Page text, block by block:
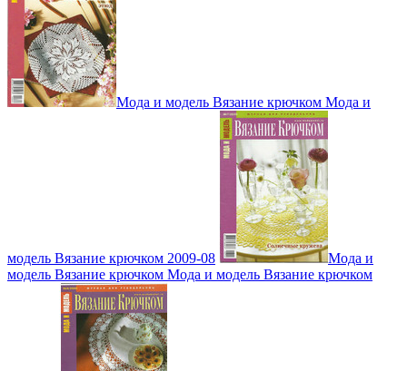
Мода и модель Вязание крючком Мода и
модель Вязание крючком 2009-08
Мода и
модель Вязание крючком Мода и модель Вязание крючком